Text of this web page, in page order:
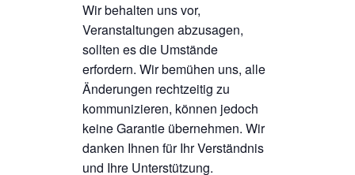
Wir behalten uns vor,
Veranstaltungen abzusagen,
sollten es die Umstände
erfordern. Wir bemühen uns, alle
Änderungen rechtzeitig zu
kommunizieren, können jedoch
keine Garantie übernehmen. Wir
danken Ihnen für Ihr Verständnis
und Ihre Unterstützung.